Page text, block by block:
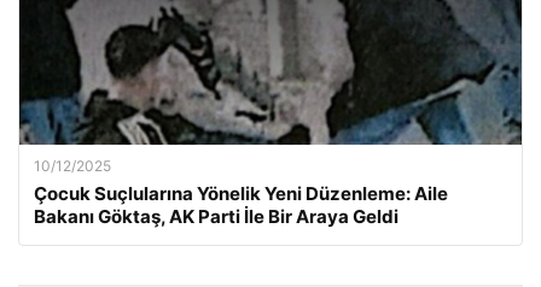
10/12/2025
Çocuk Suçlularına Yönelik Yeni Düzenleme: Aile
Bakanı Göktaş, AK Parti İle Bir Araya Geldi